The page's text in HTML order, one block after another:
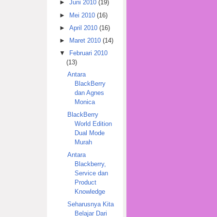
► Juni 2010 (19)
► Mei 2010 (16)
► April 2010 (16)
►
Maret 2010 (14)
▼
Februari 2010
(13)
Antara
BlackBerry
dan Agnes
Monica
BlackBerry
World Edition
Dual Mode
Murah
Antara
Blackberry,
Service dan
Product
Knowledge
Seharusnya Kita
Belajar Dari